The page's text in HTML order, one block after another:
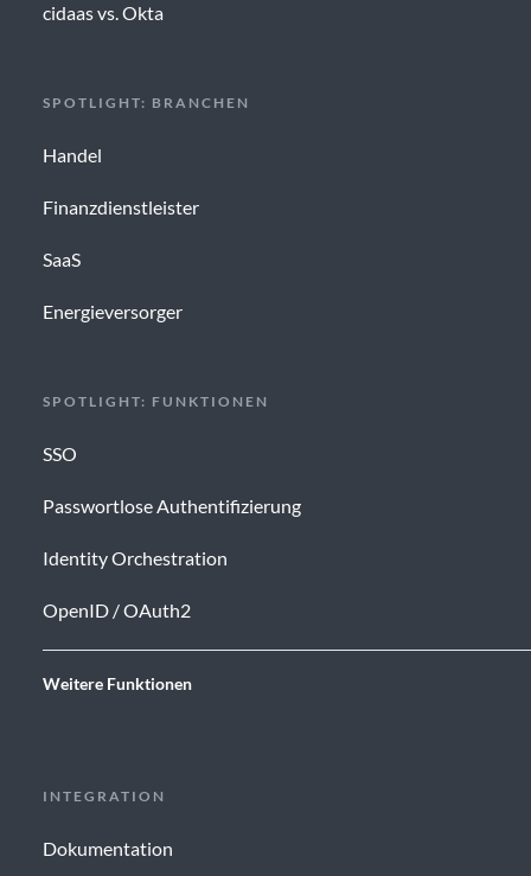
cidaas vs. Okta
SPOTLIGHT: BRANCHEN
Handel
Finanzdienstleister
SaaS
Energieversorger
SPOTLIGHT: FUNKTIONEN
SSO
Passwortlose Authentifizierung
Identity Orchestration
OpenID / OAuth2
Weitere Funktionen
INTEGRATION
Dokumentation